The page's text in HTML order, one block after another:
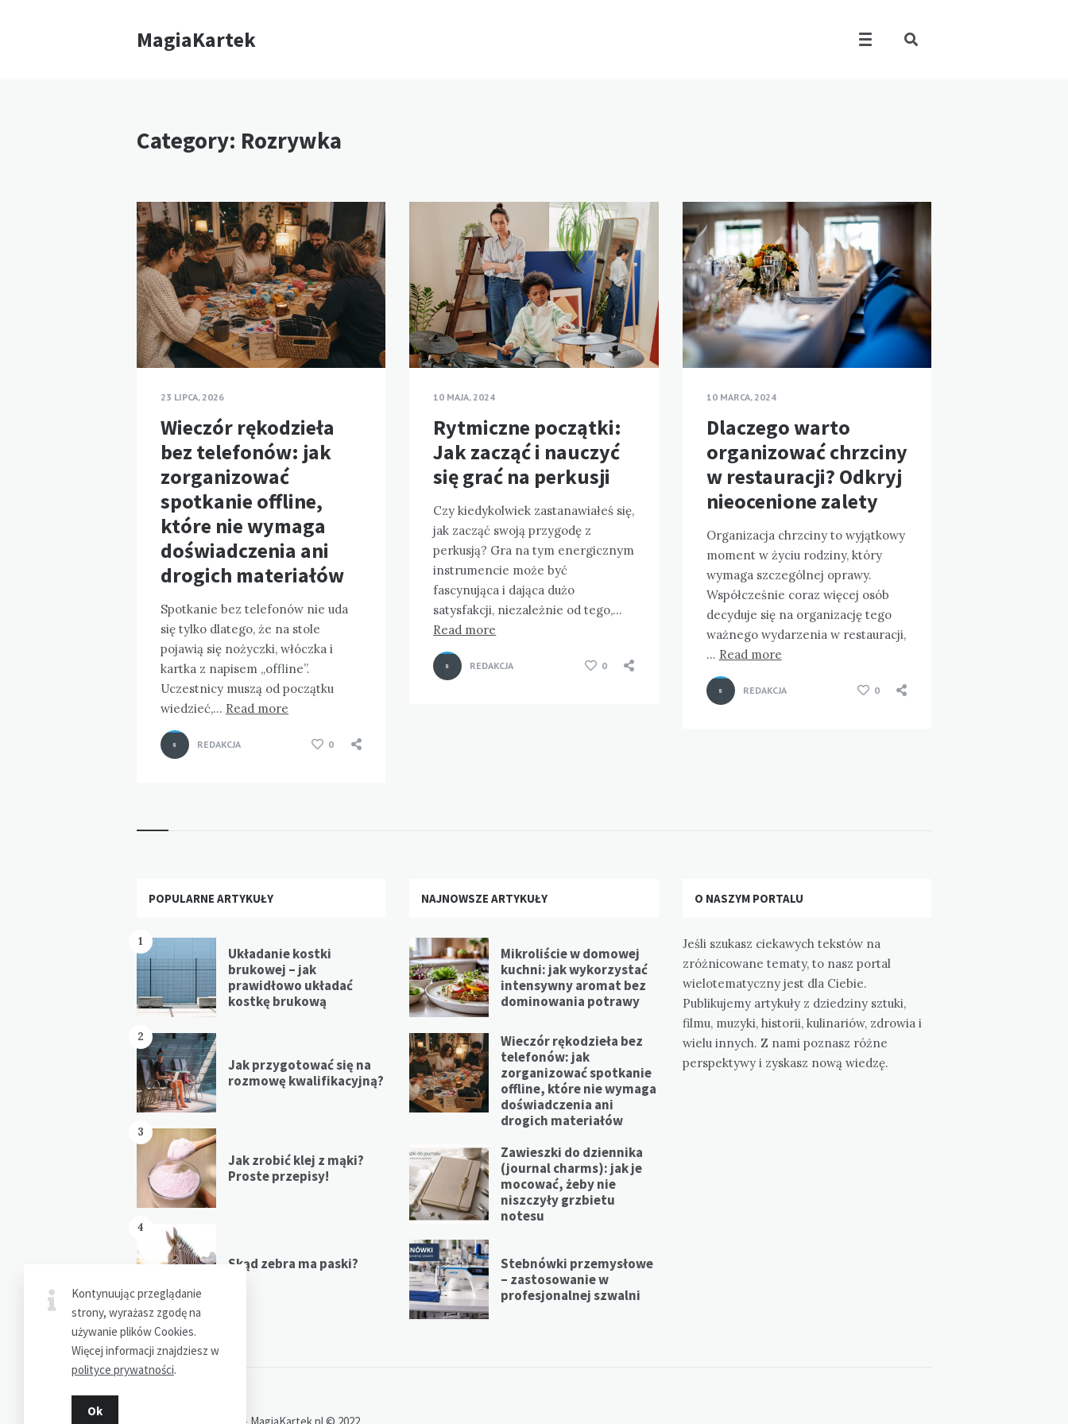
MagiaKartek
Category: Rozrywka
23 LIPCA, 2026
Wieczór rękodzieła
bez telefonów: jak
zorganizować
spotkanie offline,
które nie wymaga
doświadczenia ani
drogich materiałów
Spotkanie bez telefonów nie uda
się tylko dlatego, że na stole
pojawią się nożyczki, włóczka i
kartka z napisem „offline”.
Uczestnicy muszą od początku
wiedzieć,… Read more
REDAKCJA 0
10 MAJA, 2024
Rytmiczne początki:
Jak zacząć i nauczyć
się grać na perkusji
Czy kiedykolwiek zastanawiałeś się,
jak zacząć swoją przygodę z
perkusją? Gra na tym energicznym
instrumencie może być
fascynująca i dająca dużo
satysfakcji, niezależnie od tego,…
Read more
REDAKCJA 0
10 MARCA, 2024
Dlaczego warto
organizować chrzciny
w restauracji? Odkryj
nieocenione zalety
Organizacja chrzciny to wyjątkowy
moment w życiu rodziny, który
wymaga szczególnej oprawy.
Współcześnie coraz więcej osób
decyduje się na organizację tego
ważnego wydarzenia w restauracji,
… Read more
REDAKCJA 0
Widgets
POPULARNE ARTYKUŁY
1
Układanie kostki
brukowej – jak
prawidłowo układać
kostkę brukową
2
Jak przygotować się na
rozmowę kwalifikacyjną?
3
Jak zrobić klej z mąki?
Proste przepisy!
4
Skąd zebra ma paski?
NAJNOWSZE ARTYKUŁY
Mikroliście w domowej
kuchni: jak wykorzystać
intensywny aromat bez
dominowania potrawy
Wieczór rękodzieła bez
telefonów: jak
zorganizować spotkanie
offline, które nie wymaga
doświadczenia ani
drogich materiałów
Zawieszki do dziennika
(journal charms): jak je
mocować, żeby nie
niszczyły grzbietu
notesu
Stebnówki przemysłowe
– zastosowanie w
profesjonalnej szwalni
O NASZYM PORTALU
Jeśli szukasz ciekawych tekstów na
zróżnicowane tematy, to nasz portal
wielotematyczny jest dla Ciebie.
Publikujemy artykuły z dziedziny sztuki,
filmu, muzyki, historii, kulinariów, zdrowia i
wielu innych. Z nami poznasz różne
perspektywy i zyskasz nową wiedzę.
Kontynuując przeglądanie
strony, wyrażasz zgodę na
używanie plików Cookies.
Więcej informacji znajdziesz w
polityce prywatności.
Ok